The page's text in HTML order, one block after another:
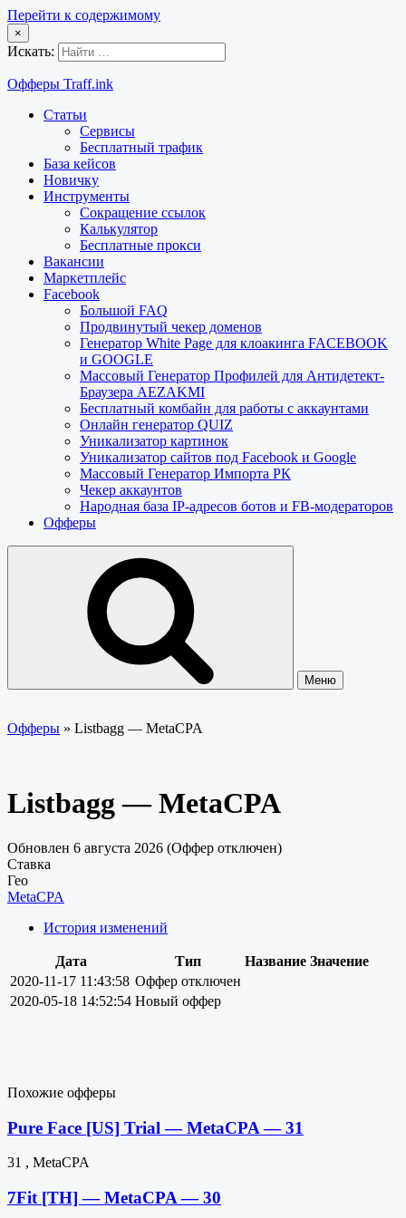
Перейти к содержимому
×
Искать:
Офферы Traff.ink
Статьи
Сервисы
Бесплатный трафик
База кейсов
Новичку
Инструменты
Сокращение ссылок
Калькулятор
Бесплатные прокси
Вакансии
Маркетплейс
Facebook
Большой FAQ
Продвинутый чекер доменов
Генератор White Page для клоакинга FACEBOOK
и GOOGLE
Массовый Генератор Профилей для Антидетект-
Браузера AEZAKMI
Бесплатный комбайн для работы с аккаунтами
Онлайн генератор QUIZ
Уникализатор картинок
Уникализатор сайтов под Facebook и Google
Массовый Генератор Импорта РК
Чекер аккаунтов
Народная база IP-адресов ботов и FB-модераторов
Офферы
Меню
Офферы » Listbagg — MetaCPA
Listbagg — MetaCPA
Обновлен 6 августа 2026 (Оффер отключен)
Ставка
Гео
MetaCPA
История изменений
Дата Тип Название Значение
2020-11-17 11:43:58 Оффер отключен
2020-05-18 14:52:54 Новый оффер
Похожие офферы
Pure Face [US] Trial — MetaCPA — 31
31 , MetaCPA
7Fit [TH] — MetaCPA — 30